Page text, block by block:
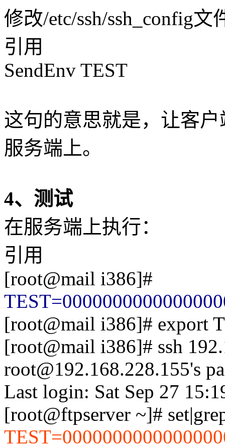
修改/etc/ssh/ssh_config文
引用
SendEnv TEST
这句的意思就是，让客
服务端上。
4、测试
在服务端上执行：
引用
[root@mail i386]#
[root@mail i386]# export
[root@mail i386]# ssh
root@192.168.228.155's
Last login: Sat Sep 27
[root@ftpserver ~]#